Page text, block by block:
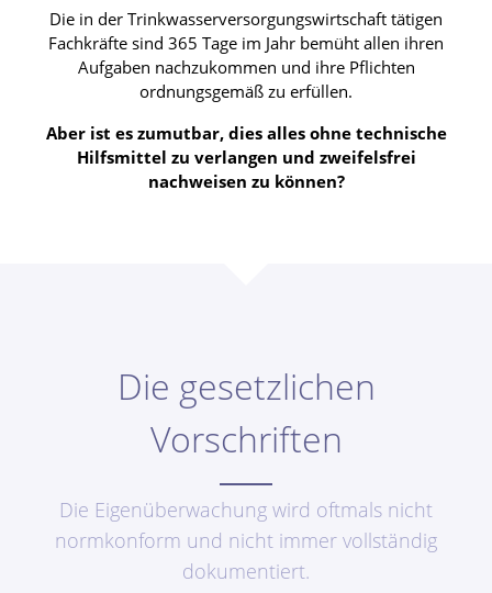
Die in der Trinkwasserversorgungswirtschaft tätigen
Fachkräfte sind 365 Tage im Jahr bemüht allen ihren
Aufgaben nachzukommen und ihre Pflichten
ordnungsgemäß zu erfüllen.
Aber ist es zumutbar, dies alles ohne technische
Hilfsmittel zu verlangen und zweifelsfrei
nachweisen zu können?
Die gesetzlichen
Vorschriften
Die Eigenüberwachung wird oftmals nicht
normkonform und nicht immer vollständig
dokumentiert.